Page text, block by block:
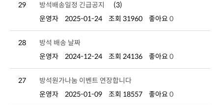
29 방석배송일정 긴급공지
(3)
운영자
2025-01-24 조회 31960 좋아요 0
28
방석 배송 날짜
운영자
2024-12-24 조회 24136 좋아요 0
27
방석원가나눔 이벤트 연장합니다
운영자
2025-01-09 조회 18557 좋아요 0